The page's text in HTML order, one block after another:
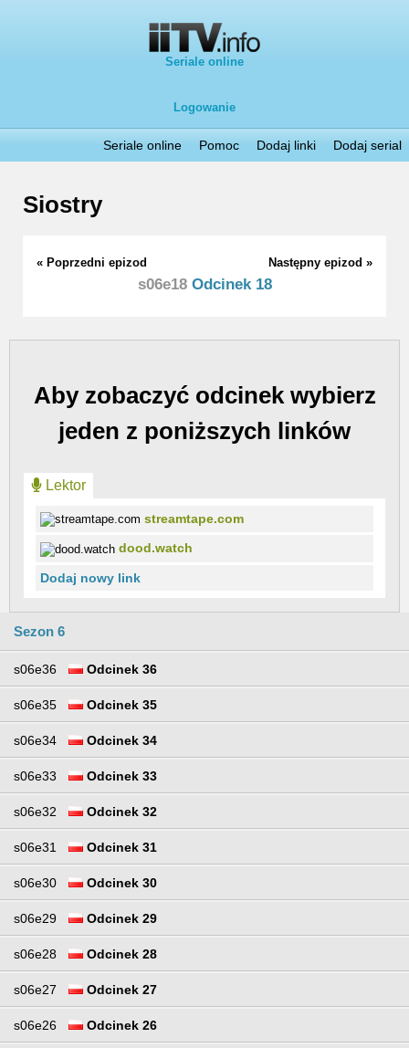
Seriale online
Logowanie
Seriale online Pomoc Dodaj linki Dodaj serial
Siostry
« Poprzedni epizod Następny epizod »
s06e18Odcinek 18
Aby zobaczyć odcinek wybierz
jeden z poniższych linków
Lektor
streamtape.com
dood.watch
Dodaj nowy link
Sezon 6
s06e36 Odcinek 36
s06e35 Odcinek 35
s06e34 Odcinek 34
s06e33 Odcinek 33
s06e32 Odcinek 32
s06e31 Odcinek 31
s06e30 Odcinek 30
s06e29 Odcinek 29
s06e28 Odcinek 28
s06e27 Odcinek 27
s06e26 Odcinek 26